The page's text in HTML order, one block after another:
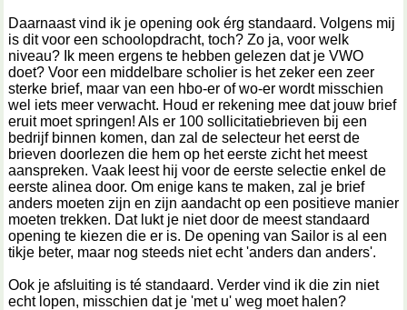
Daarnaast vind ik je opening ook érg standaard. Volgens mij
is dit voor een schoolopdracht, toch? Zo ja, voor welk
niveau? Ik meen ergens te hebben gelezen dat je VWO
doet? Voor een middelbare scholier is het zeker een zeer
sterke brief, maar van een hbo-er of wo-er wordt misschien
wel iets meer verwacht. Houd er rekening mee dat jouw brief
eruit moet springen! Als er 100 sollicitatiebrieven bij een
bedrijf binnen komen, dan zal de selecteur het eerst de
brieven doorlezen die hem op het eerste zicht het meest
aanspreken. Vaak leest hij voor de eerste selectie enkel de
eerste alinea door. Om enige kans te maken, zal je brief
anders moeten zijn en zijn aandacht op een positieve manier
moeten trekken. Dat lukt je niet door de meest standaard
opening te kiezen die er is. De opening van Sailor is al een
tikje beter, maar nog steeds niet echt 'anders dan anders'.
Ook je afsluiting is té standaard. Verder vind ik die zin niet
echt lopen, misschien dat je 'met u' weg moet halen?